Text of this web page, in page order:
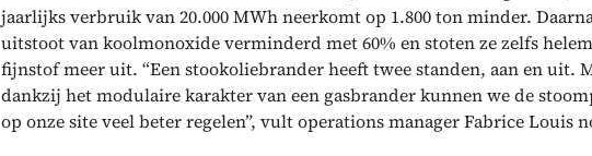
jaarlijks verbruik van 20.000 MWh neerkomt op 1.800 ton minder.
uitstoot van koolmonoxide verminderd met 60% en stoten ze zelfs
fijnstof meer uit. “Een stookoliebrander heeft twee standen, aan en uit.
dankzij het modulaire karakter van een gasbrander kunnen we de
op onze site veel beter regelen”, vult operations manager Fabrice Louis